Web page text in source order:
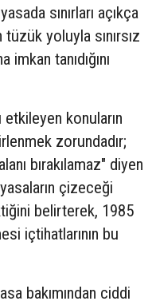
sınırları açıkça
yoluyla sınırsız
tanıdığını
konuların
zorundadır;
bırakılamaz" diyen
çizeceği
belirterek, 1985
içtihatlarının bu
bakımından ciddi